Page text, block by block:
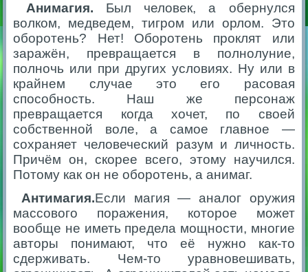
Анимагия. Был человек, а обернулся
волком, медведем, тигром или орлом. Это
оборотень? Нет! Оборотень проклят или
заражён, превращается в полнолуние,
полночь или при других условиях. Ну или в
крайнем случае это его расовая
способность. Наш же персонаж
превращается когда хочет, по своей
собственной воле, а самое главное —
сохраняет человеческий разум и личность.
Причём он, скорее всего, этому научился.
Потому как он не оборотень, а анимаг.
Антимагия.Если магия — аналог оружия
массового поражения, которое может
вообще не иметь предела мощности, многие
авторы понимают, что её нужно как-то
сдерживать. Чем-то уравновешивать,